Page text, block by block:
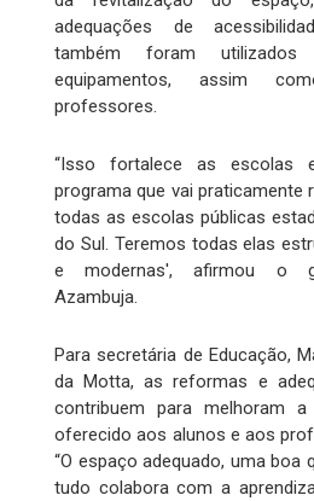
adequações de
também foram
equipamentos, assim
professores.
“Isso fortalece as
programa que vai
todas as escolas públicas
do Sul. Teremos todas elas
e modernas', afirmou o
Azambuja.
Para secretária de Educação,
da Motta, as reformas e
contribuem para melhoram
oferecido aos alunos e aos
“O espaço adequado, uma boa
tudo colabora com a